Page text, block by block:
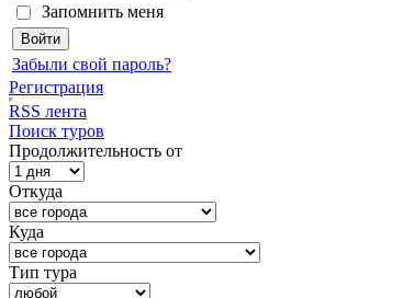
Запомнить меня
Забыли свой пароль?
Регистрация
RSS лента
Поиск туров
Продолжительность от
Откуда
Куда
Тип тура